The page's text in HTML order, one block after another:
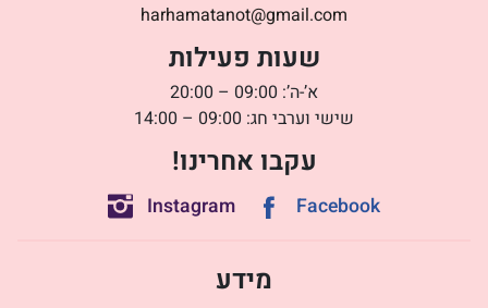
harhamatanot@gmail.com
שעות פעילות
א’-ה’: 09:00 – 20:00
שישי וערבי חג: 09:00 – 14:00
עקבו אחרינו!
Facebook
Instagram
מידע